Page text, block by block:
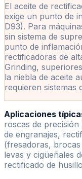
El aceite de
exige un punto de
D93). Para
sin sistema de
punto de
rectificadoras de
Grinding,
la niebla de aceite
requieren sistemas
Aplicaciones
roscas de
de engranajes,
(fresadoras,
levas y cigüeñales
rectificado de